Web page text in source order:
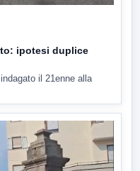
ipotesi duplice
il 21enne alla